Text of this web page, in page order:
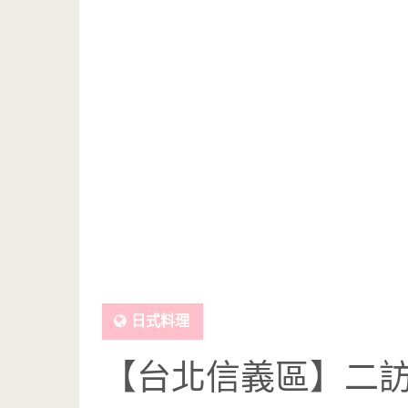
日式料理
【台北信義區】二